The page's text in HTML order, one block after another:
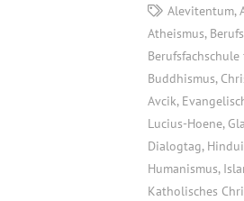
Alevitentum,
Atheismus,
Buddhismus,
Avcik,
Lucius-Hoene,
Dialogtag,
Humanismus,
Katholisches